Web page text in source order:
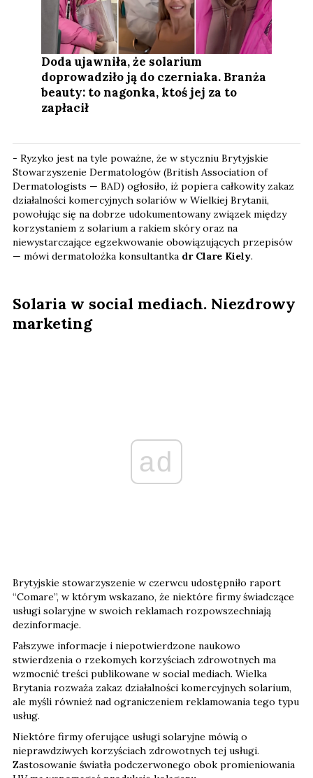
Doda ujawniła, że solarium
doprowadziło ją do czerniaka. Branża
beauty: to nagonka, ktoś jej za to
zapłacił
- Ryzyko jest na tyle poważne, że w styczniu Brytyjskie
Stowarzyszenie Dermatologów (British Association of
Dermatologists — BAD) ogłosiło, iż popiera całkowity zakaz
działalności komercyjnych solariów w Wielkiej Brytanii,
powołując się na dobrze udokumentowany związek między
korzystaniem z solarium a rakiem skóry oraz na
niewystarczające egzekwowanie obowiązujących przepisów
— mówi dermatolożka konsultantka dr Clare Kiely.
Solaria w social mediach. Niezdrowy
marketing
ad
Brytyjskie stowarzyszenie w czerwcu udostępniło raport
“Comare”, w którym wskazano, że niektóre firmy świadczące
usługi solaryjne w swoich reklamach rozpowszechniają
dezinformacje.
Fałszywe informacje i niepotwierdzone naukowo
stwierdzenia o rzekomych korzyściach zdrowotnych ma
wzmocnić treści publikowane w social mediach. Wielka
Brytania rozważa zakaz działalności komercyjnych solarium,
ale myśli również nad ograniczeniem reklamowania tego typu
usług.
Niektóre firmy oferujące usługi solaryjne mówią o
nieprawdziwych korzyściach zdrowotnych tej usługi.
Zastosowanie światła podczerwonego obok promieniowania